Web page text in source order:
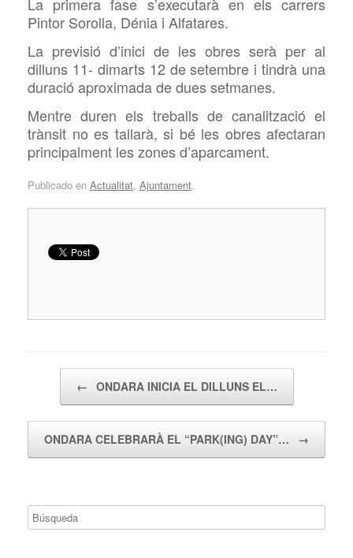
Pintor Sorolla, Dénia i Alfatares.
La previsió d’inici de les obres serà per al
dilluns 11- dimarts 12 de setembre i tindrà una
duració aproximada de dues setmanes.
Mentre duren els treballs de canalització el
trànsit no es tallarà, si bé les obres afectaran
principalment les zones d’aparcament.
Publicado en Actualitat, Ajuntament.
← ONDARA INICIA EL DILLUNS EL…
ONDARA CELEBRARÀ EL “PARK(ING) DAY”… →